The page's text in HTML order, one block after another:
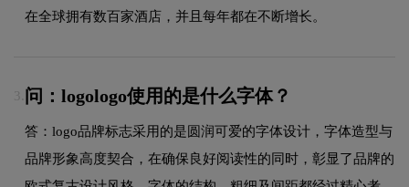
在全球拥有数百家酒店，并且每年都在不断增长。
3. 问：logologo使用的是什么字体？
答：logo品牌标志采用的是圆润可爱的字体设计，字体造型与
品牌形象高度契合，在确保良好阅读性的同时，彰显了品牌的